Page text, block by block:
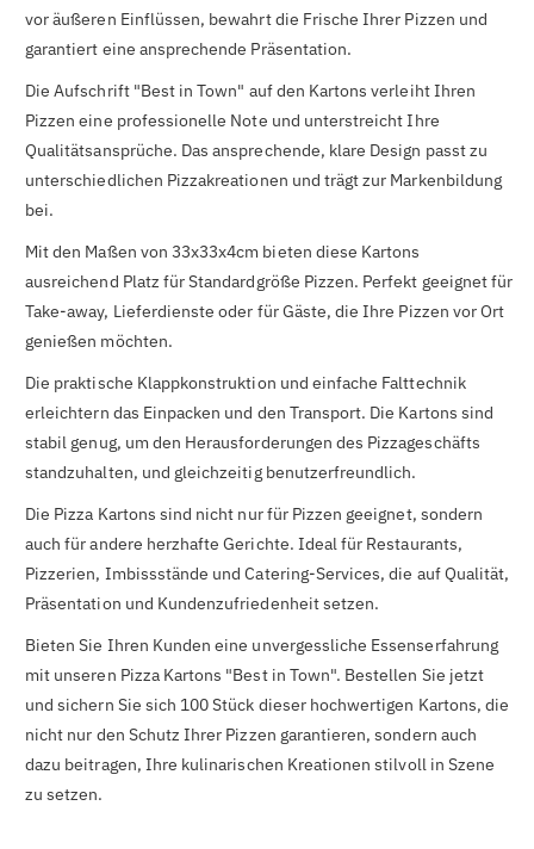
vor äußeren Einflüssen, bewahrt die Frische Ihrer Pizzen und
garantiert eine ansprechende Präsentation.
Die Aufschrift "Best in Town" auf den Kartons verleiht Ihren
Pizzen eine professionelle Note und unterstreicht Ihre
Qualitätsansprüche. Das ansprechende, klare Design passt zu
unterschiedlichen Pizzakreationen und trägt zur Markenbildung
bei.
Mit den Maßen von 33x33x4cm bieten diese Kartons
ausreichend Platz für Standardgröße Pizzen. Perfekt geeignet für
Take-away, Lieferdienste oder für Gäste, die Ihre Pizzen vor Ort
genießen möchten.
Die praktische Klappkonstruktion und einfache Falttechnik
erleichtern das Einpacken und den Transport. Die Kartons sind
stabil genug, um den Herausforderungen des Pizzageschäfts
standzuhalten, und gleichzeitig benutzerfreundlich.
Die Pizza Kartons sind nicht nur für Pizzen geeignet, sondern
auch für andere herzhafte Gerichte. Ideal für Restaurants,
Pizzerien, Imbissstände und Catering-Services, die auf Qualität,
Präsentation und Kundenzufriedenheit setzen.
Bieten Sie Ihren Kunden eine unvergessliche Essenserfahrung
mit unseren Pizza Kartons "Best in Town". Bestellen Sie jetzt
und sichern Sie sich 100 Stück dieser hochwertigen Kartons, die
nicht nur den Schutz Ihrer Pizzen garantieren, sondern auch
dazu beitragen, Ihre kulinarischen Kreationen stilvoll in Szene
zu setzen.